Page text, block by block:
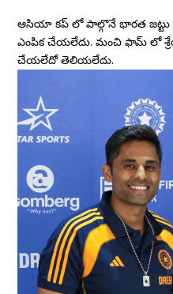
ఆసియా కప్ లో పాల్గొనే భారత జట్టు
ఎంపిక చేయలేదు. మంచి ఫామ్ లో
చేయలేదో తెలియలేదు.